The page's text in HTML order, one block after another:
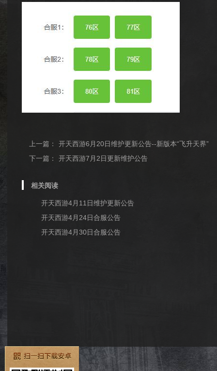
上一篇：
开天西游6月20日维护更新公告--新版本“飞升天界”
下一篇：
开天西游7月2日更新维护公告
相关阅读
开天西游4月11日维护更新公告
开天西游4月24日合服公告
开天西游4月30日合服公告